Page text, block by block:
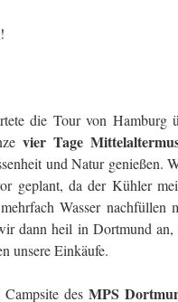
die Tour von Hamburg
vier Tage
und Natur genießen.
geplant, da der Kühler
Wasser nachfüllen
dann heil in Dortmund an,
unsere Einkäufe.
des MPS